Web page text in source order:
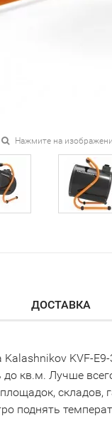
Нажмите на
ДОСТАВКА
KVF-
кв.м. Лучше
складов,
поднять